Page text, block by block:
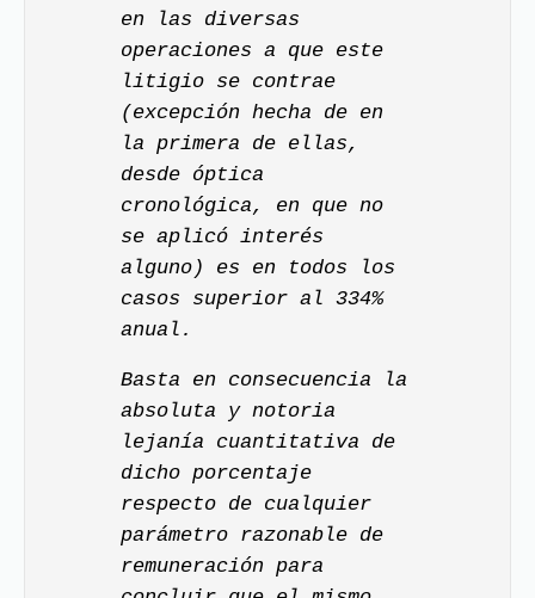
en las diversas
operaciones a que este
litigio se contrae
(excepción hecha de en
la primera de ellas,
desde óptica
cronológica, en que no
se aplicó interés
alguno) es en todos los
casos superior al 334%
anual.
Basta en consecuencia la
absoluta y notoria
lejanía cuantitativa de
dicho porcentaje
respecto de cualquier
parámetro razonable de
remuneración para